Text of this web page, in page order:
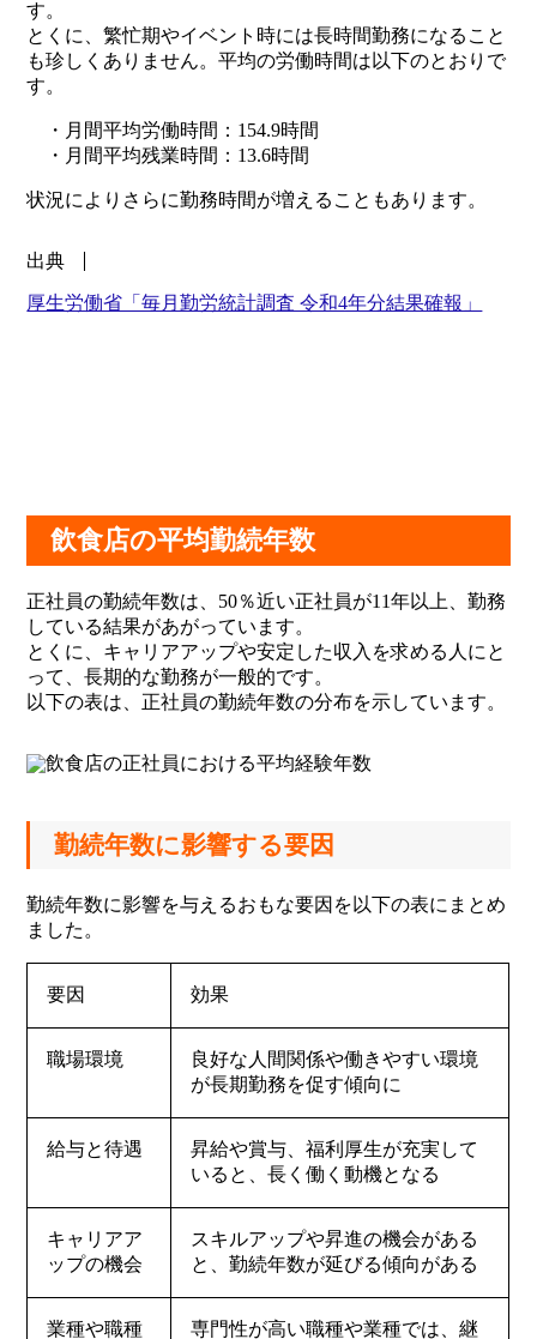
す。
とくに、繁忙期やイベント時には長時間勤務になること
も珍しくありません。平均の労働時間は以下のとおりで
す。
・月間平均労働時間：154.9時間
・月間平均残業時間：13.6時間
状況によりさらに勤務時間が増えることもあります。
出典
厚生労働省「毎月勤労統計調査 令和4年分結果確報」
飲食店の平均勤続年数
正社員の勤続年数は、50％近い正社員が11年以上、勤務
している結果があがっています。
とくに、キャリアアップや安定した収入を求める人にと
って、長期的な勤務が一般的です。
以下の表は、正社員の勤続年数の分布を示しています。
勤続年数に影響する要因
勤続年数に影響を与えるおもな要因を以下の表にまとめ
ました。
要因 効果
職場環境
良好な人間関係や働きやすい環境
が長期勤務を促す傾向に
給与と待遇
昇給や賞与、福利厚生が充実して
いると、長く働く動機となる
キャリアア
ップの機会
スキルアップや昇進の機会がある
と、勤続年数が延びる傾向がある
業種や職種
専門性が高い職種や業種では、継